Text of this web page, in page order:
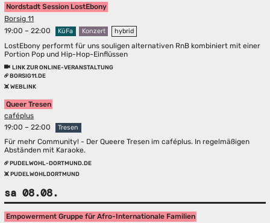
Nordstadt Session LostEbony
Borsig 11
19:00 – 22:00
KüFa Konzert hybrid
LostEbony performt für uns souligen alternativen RnB kombiniert mit einer
Portion Pop und Hip-Hop-Einflüssen
LINK ZUR ONLINE-VERANSTALTUNG
BORSIG11.DE
WEBLINK
Queer Tresen
caféplus
19:00 – 22:00
Tresen
Für mehr Community! - Der Queere Tresen im caféplus. In regelmäßigen
Abständen mit Karaoke.
PUDELWOHL-DORTMUND.DE
PUDELWOHLDORTMUND
sa 08.08.
Empowerment Gruppe für Afro-Internationale Familien